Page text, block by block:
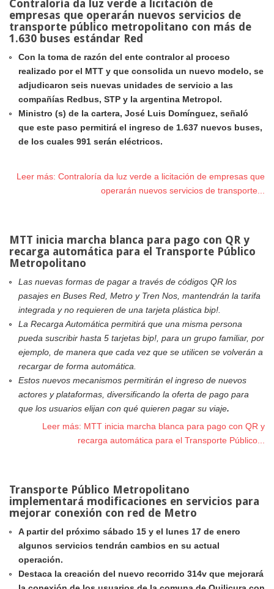
Contraloría da luz verde a licitación de
empresas que operarán nuevos servicios de
transporte público metropolitano con más de
1.630 buses estándar Red
Con la toma de razón del ente contralor al proceso
realizado por el MTT y que consolida un nuevo modelo, se
adjudicaron seis nuevas unidades de servicio a las
compañías Redbus, STP y la argentina Metropol.
Ministro (s) de la cartera, José Luis Domínguez, señaló
que este paso permitirá el ingreso de 1.637 nuevos buses,
de los cuales 991 serán eléctricos.
Leer más: Contraloría da luz verde a licitación de empresas que
operarán nuevos servicios de transporte...
MTT inicia marcha blanca para pago con QR y
recarga automática para el Transporte Público
Metropolitano
Las nuevas formas de pagar a través de códigos QR los
pasajes en Buses Red, Metro y Tren Nos, mantendrán la tarifa
integrada y no requieren de una tarjeta plástica bip!.
La Recarga Automática permitirá que una misma persona
pueda suscribir hasta 5 tarjetas bip!, para un grupo familiar, por
ejemplo, de manera que cada vez que se utilicen se volverán a
recargar de forma automática.
Estos nuevos mecanismos permitirán el ingreso de nuevos
actores y plataformas, diversificando la oferta de pago para
que los usuarios elijan con qué quieren pagar su viaje.
Leer más: MTT inicia marcha blanca para pago con QR y
recarga automática para el Transporte Público...
Transporte Público Metropolitano
implementará modificaciones en servicios para
mejorar conexión con red de Metro
A partir del próximo sábado 15 y el lunes 17 de enero
algunos servicios tendrán cambios en su actual
operación.
Destaca la creación del nuevo recorrido 314v que mejorará